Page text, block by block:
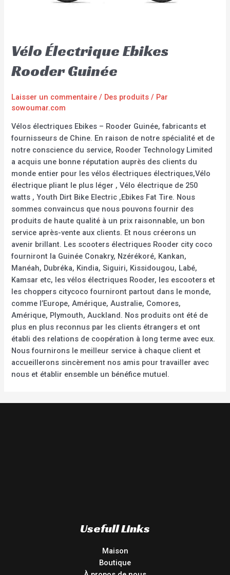
Vélo Électrique Ebikes
Rooder Guinée
Laisser un commentaire / Des produits / Par
sowoumar.com
Vélos électriques Ebikes – Rooder Guinée, fabricants et
fournisseurs de Chine. En raison de notre spécialité et de
notre conscience du service, Rooder Technology Limited
a acquis une bonne réputation auprès des clients du
monde entier pour les vélos électriques électriques,Vélo
électrique pliant le plus léger , Vélo électrique de 250
watts , Youth Dirt Bike Electric ,Ebikes Fat Tire. Nous
sommes convaincus que nous pouvons fournir des
produits de haute qualité à un prix raisonnable, un bon
service après-vente aux clients. Et nous créerons un
avenir brillant. Les scooters électriques Rooder city coco
fourniront la Guinée Conakry, Nzérékoré, Kankan,
Manéah, Dubréka, Kindia, Siguiri, Kissidougou, Labé,
Kamsar etc, les vélos électriques Rooder, les escooters et
les choppers citycoco fourniront partout dans le monde,
comme l’Europe, Amérique, Australie, Comores,
Amérique, Plymouth, Auckland. Nos produits ont été de
plus en plus reconnus par les clients étrangers et ont
établi des relations de coopération à long terme avec eux.
Nous fournirons le meilleur service à chaque client et
accueillerons sincèrement nos amis pour travailler avec
nous et établir ensemble un bénéfice mutuel.
Usefull Links
Maison
Boutique